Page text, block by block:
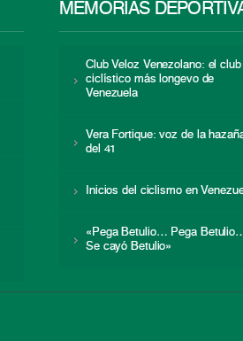
MEMORIAS
Club Veloz Venezolano: el club
ciclístico más longevo de
Venezuela
Vera Fortique: voz de la
del 41
Inicios del ciclismo en
«Pega Betulio… Pega
Se cayó Betulio»